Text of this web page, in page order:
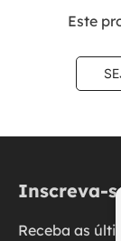
Este
Inscreva-
Receba as